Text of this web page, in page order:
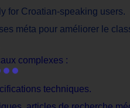
for Croatian-speaking users.
méta pour améliorer le
complexes :
techniques.